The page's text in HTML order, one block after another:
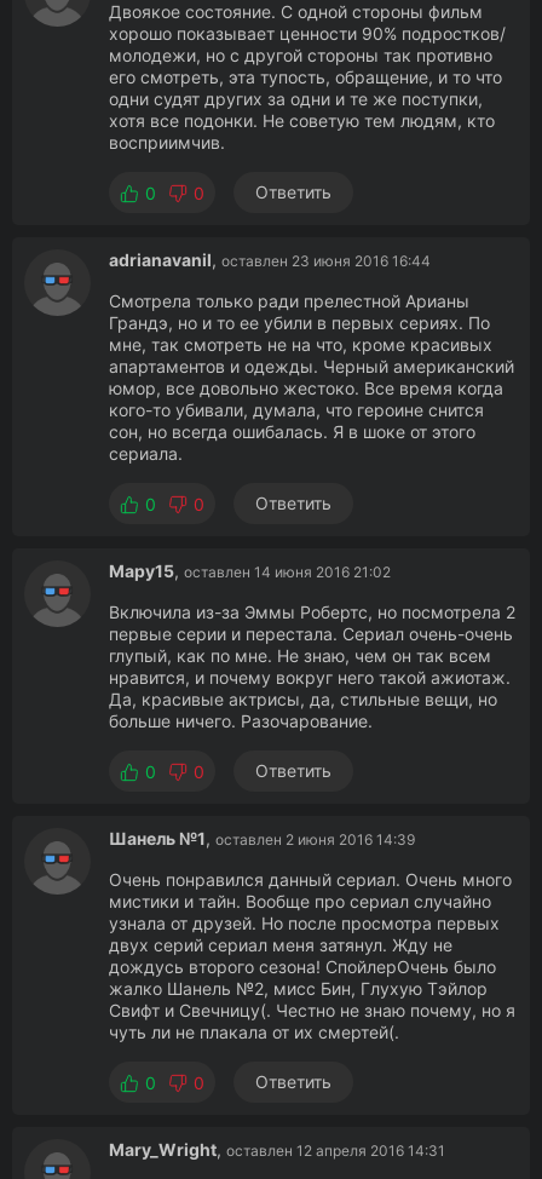
Двоякое состояние. С одной стороны фильм
хорошо показывает ценности 90% подростков/
молодежи, но с другой стороны так противно
его смотреть, эта тупость, обращение, и то что
одни судят других за одни и те же поступки,
хотя все подонки. Не советую тем людям, кто
восприимчив.
0 0 Ответить
adrianavanil, оставлен 23 июня 2016 16:44
Смотрела только ради прелестной Арианы
Грандэ, но и то ее убили в первых сериях. По
мне, так смотреть не на что, кроме красивых
апартаментов и одежды. Черный американский
юмор, все довольно жестоко. Все время когда
кого-то убивали, думала, что героине снится
сон, но всегда ошибалась. Я в шоке от этого
сериала.
0 0 Ответить
Мару15, оставлен 14 июня 2016 21:02
Включила из-за Эммы Робертс, но посмотрела 2
первые серии и перестала. Сериал очень-очень
глупый, как по мне. Не знаю, чем он так всем
нравится, и почему вокруг него такой ажиотаж.
Да, красивые актрисы, да, стильные вещи, но
больше ничего. Разочарование.
0 0 Ответить
Шанель №1, оставлен 2 июня 2016 14:39
Очень понравился данный сериал. Очень много
мистики и тайн. Вообще про сериал случайно
узнала от друзей. Но после просмотра первых
двух серий сериал меня затянул. Жду не
дождусь второго сезона! СпойлерОчень было
жалко Шанель №2, мисс Бин, Глухую Тэйлор
Свифт и Свечницу(. Честно не знаю почему, но я
чуть ли не плакала от их смертей(.
0 0 Ответить
Mary_Wright, оставлен 12 апреля 2016 14:31